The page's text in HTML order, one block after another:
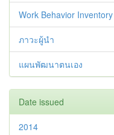
Work Behavior Inventory
ภาวะผู้นำ
แผนพัฒนาตนเอง
Date issued
2014